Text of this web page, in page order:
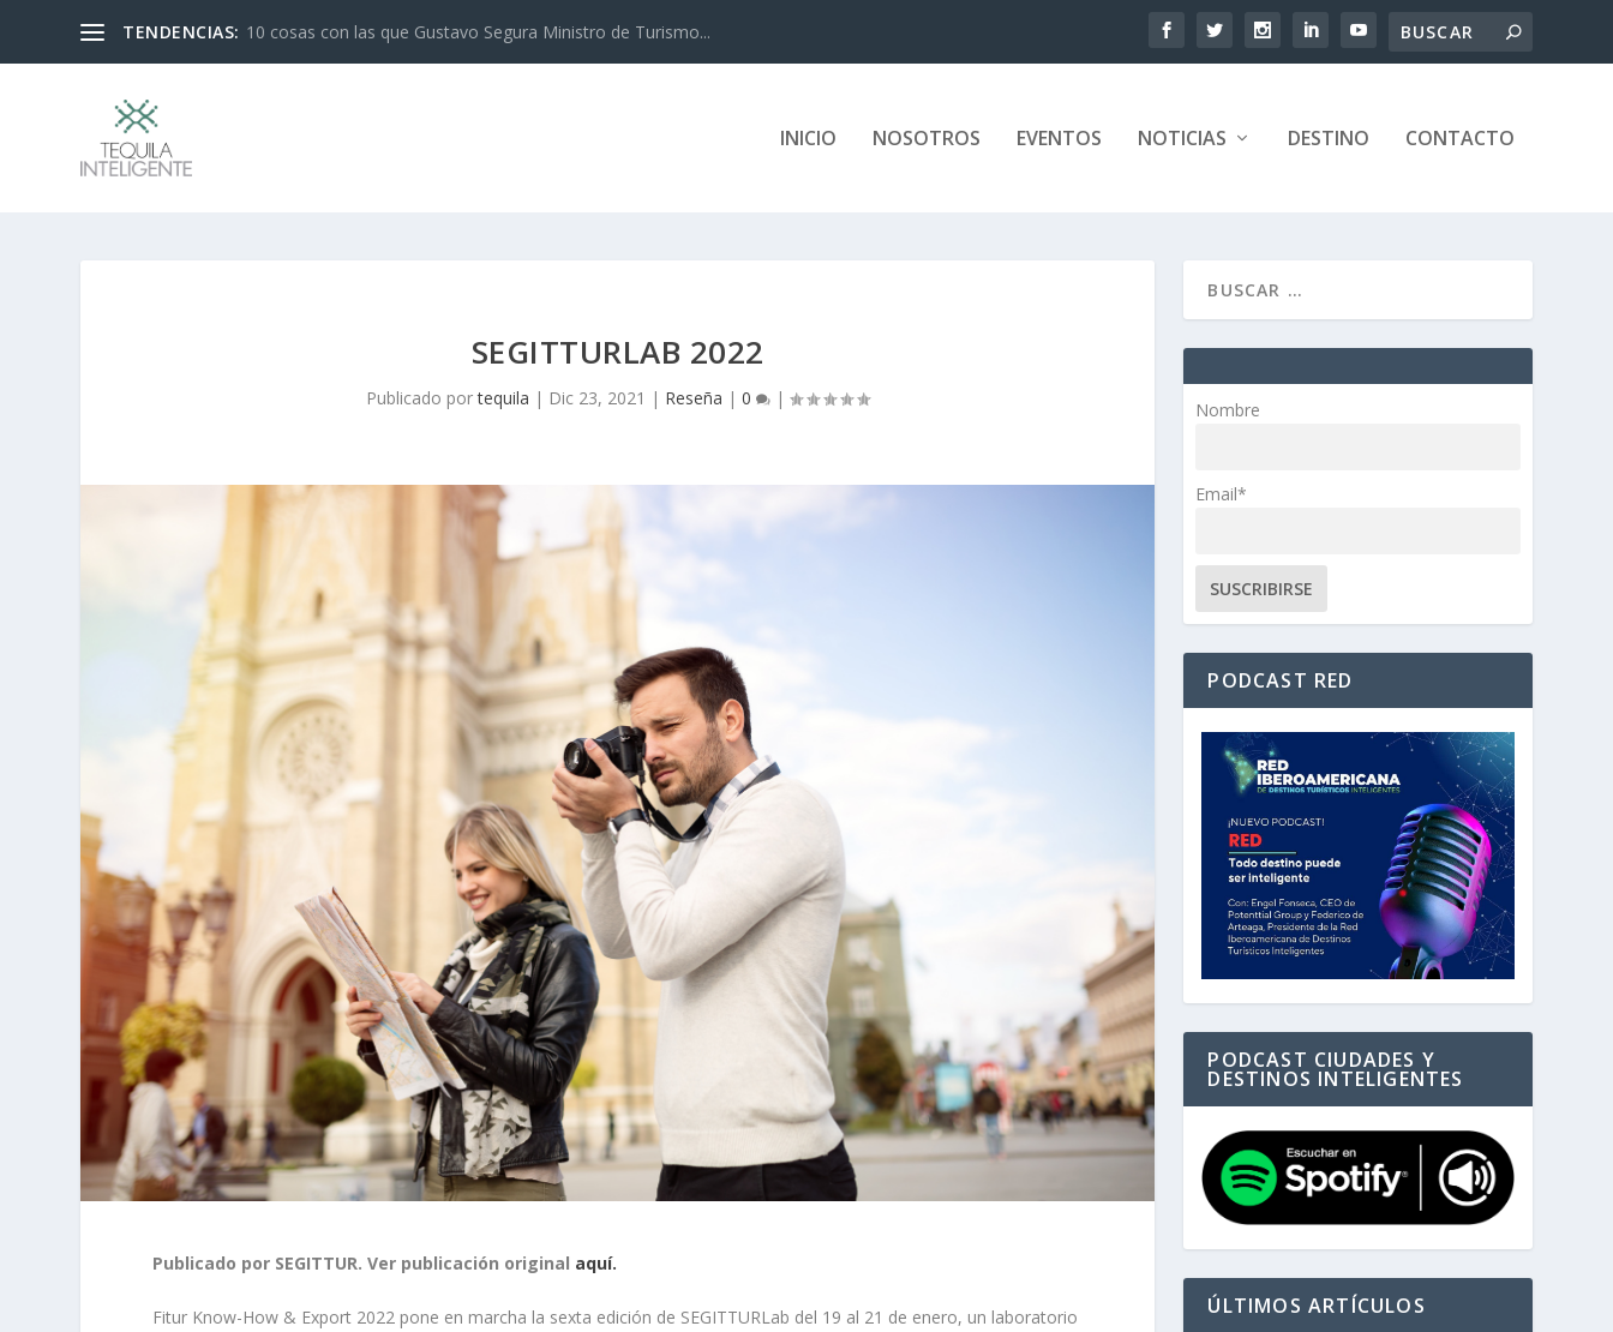
TENDENCIAS: El derrumbe de nuestro sistema económico-social-ambient...
INICIO NOSOTROS EVENTOS NOTICIAS DESTINO CONTACTO
SEGITTURLAB 2022
Publicado portequila | Dic 23, 2021 | Reseña |0 |
Publicado por SEGITTUR. Ver publicación original aquí.
Fitur Know-How & Export 2022 pone en marcha la sexta edición de SEGITTURLab del 19 al 21 de enero, un laboratorio
Nombre
Email*
PODCAST RED
PODCAST CIUDADES Y
DESTINOS INTELIGENTES
ÚLTIMOS ARTÍCULOS